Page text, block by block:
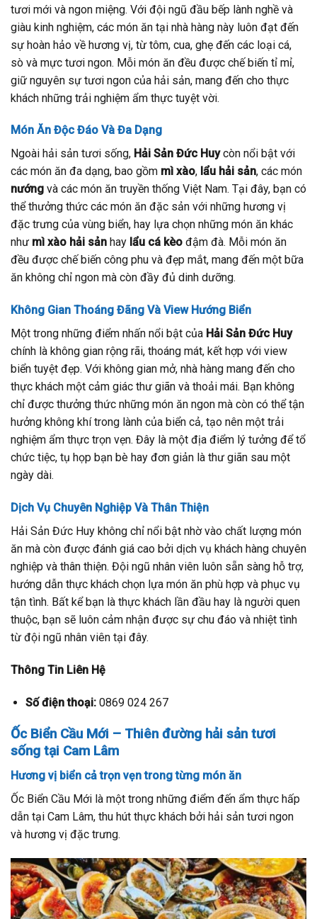
tươi mới và ngon miệng. Với đội ngũ đầu bếp lành nghề và
giàu kinh nghiệm, các món ăn tại nhà hàng này luôn đạt đến
sự hoàn hảo về hương vị, từ tôm, cua, ghẹ đến các loại cá,
sò và mực tươi ngon. Mỗi món ăn đều được chế biến tỉ mỉ,
giữ nguyên sự tươi ngon của hải sản, mang đến cho thực
khách những trải nghiệm ẩm thực tuyệt vời.
Món Ăn Độc Đáo Và Đa Dạng
Ngoài hải sản tươi sống, Hải Sản Đức Huycòn nổi bật với
các món ăn đa dạng, bao gồm mì xào, lẩu hải sản, các món
nướng và các món ăn truyền thống Việt Nam. Tại đây, bạn có
thể thưởng thức các món ăn đặc sản với những hương vị
đặc trưng của vùng biển, hay lựa chọn những món ăn khác
như mì xào hải sản hay lẩu cá kèo đậm đà. Mỗi món ăn
đều được chế biến công phu và đẹp mắt, mang đến một bữa
ăn không chỉ ngon mà còn đầy đủ dinh dưỡng.
Không Gian Thoáng Đãng Và View Hướng Biển
Một trong những điểm nhấn nổi bật của Hải Sản Đức Huy
chính là không gian rộng rãi, thoáng mát, kết hợp với view
biển tuyệt đẹp. Với không gian mở, nhà hàng mang đến cho
thực khách một cảm giác thư giãn và thoải mái. Bạn không
chỉ được thưởng thức những món ăn ngon mà còn có thể tận
hưởng không khí trong lành của biển cả, tạo nên một trải
nghiệm ẩm thực trọn vẹn. Đây là một địa điểm lý tưởng để tổ
chức tiệc, tụ họp bạn bè hay đơn giản là thư giãn sau một
ngày dài.
Dịch Vụ Chuyên Nghiệp Và Thân Thiện
Hải Sản Đức Huy không chỉ nổi bật nhờ vào chất lượng món
ăn mà còn được đánh giá cao bởi dịch vụ khách hàng chuyên
nghiệp và thân thiện. Đội ngũ nhân viên luôn sẵn sàng hỗ trợ,
hướng dẫn thực khách chọn lựa món ăn phù hợp và phục vụ
tận tình. Bất kể bạn là thực khách lần đầu hay là người quen
thuộc, bạn sẽ luôn cảm nhận được sự chu đáo và nhiệt tình
từ đội ngũ nhân viên tại đây.
Thông Tin Liên Hệ
Số điện thoại:0869 024 267
Ốc Biển Cầu Mới – Thiên đường hải sản tươi
sống tại Cam Lâm
Hương vị biển cả trọn vẹn trong từng món ăn
Ốc Biển Cầu Mới là một trong những điểm đến ẩm thực hấp
dẫn tại Cam Lâm, thu hút thực khách bởi hải sản tươi ngon
và hương vị đặc trưng.